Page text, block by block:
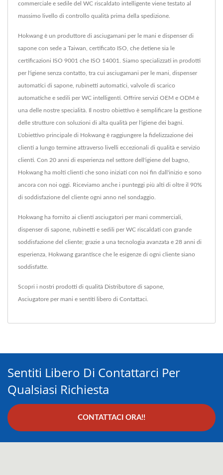
commerciale e sedile del WC riscaldato intelligente viene testato al
massimo livello di controllo qualità prima della spedizione.
Hokwang è un produttore di asciugamani per le mani e dispenser di
sapone con sede a Taiwan, certificato ISO, che detiene sia le
certificazioni ISO 9001 che ISO 14001. Siamo specializzati in prodotti
per l'igiene senza contatto, tra cui asciugamani per le mani, dispenser
automatici di sapone, rubinetti automatici, valvole di scarico
automatiche e sedili per WC intelligenti. Offrire servizi OEM e ODM è
una delle nostre specialità. Il nostro obiettivo è semplificare la gestione
delle strutture con soluzioni di alta qualità per l'igiene dei bagni.
L'obiettivo principale di Hokwang è raggiungere la fidelizzazione dei
clienti a lungo termine attraverso livelli eccezionali di qualità e servizio
clienti. Con 20 anni di esperienza nel settore dell'igiene del bagno,
Hokwang ha molti clienti che sono iniziati con noi fin dall'inizio e sono
ancora con noi oggi. Riceviamo anche i punteggi più alti di oltre il 90%
di soddisfazione del cliente ogni anno nel sondaggio.
Hokwang ha fornito ai clienti asciugatori per mani commerciali,
dispenser di sapone, rubinetti e sedili per WC riscaldati con grande
soddisfazione del cliente; grazie a una tecnologia avanzata e 28 anni di
esperienza, Hokwang garantisce che le esigenze di ogni cliente siano
soddisfatte.
Scopri i nostri prodotti di qualità Distributore di sapone,
Asciugatore per mani e sentiti libero di Contattaci.
Sentiti Libero Di Contattarci Per
Qualsiasi Richiesta
CONTATTACI ORA!!